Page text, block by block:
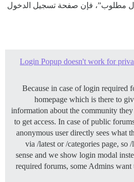
مطلوب”، فإن صفحة تسجيل الدخول
Login Popup doesn't work for
Because in case of login required
homepage which is there to
information about the community
to get access. In case of public
anonymous user directly sees what
via /latest or /categories page, so
sense and we show login modal
required forums, some Admins